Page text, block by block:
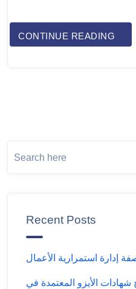
CONTINUE READING
Recent Posts
منح شهادات الأيزو المعتمدة في